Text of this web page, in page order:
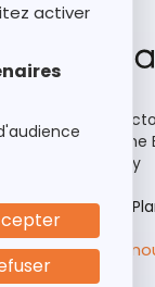
98 Boulevard
A3, 15ème
92110 Clichy
Aides
Contactez-
activer